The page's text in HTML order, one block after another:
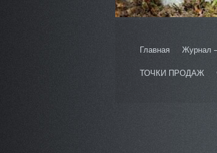
Главная Журнал
ТОЧКИ ПРОДАЖ